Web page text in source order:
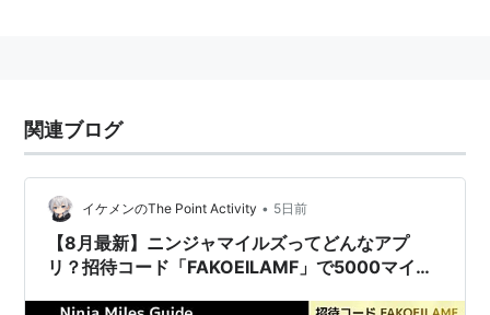
関連ブログ
イケメンのThe Point Activity • 5日前
【8月最新】ニンジャマイルズってどんなアプ
リ？招待コード「FAKOEILAMF」で5000マイル